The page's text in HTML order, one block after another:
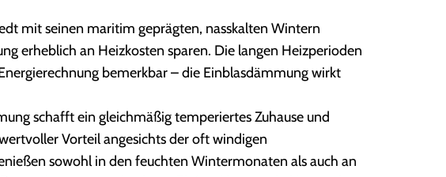
mit seinen maritim geprägten, nasskalten Wintern
erheblich an Heizkosten sparen. Die langen Heizperioden
bemerkbar – die Einblasdämmung wirkt
schafft ein gleichmäßig temperiertes Zuhause und
Vorteil angesichts der oft windigen
sowohl in den feuchten Wintermonaten als auch an